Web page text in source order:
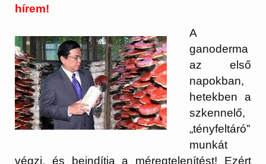
hírem!
A
ganoderma
az első
napokban,
hetekben a
szkennelő,
„tényfeltáró”
munkát
végzi, és beindítja a méregtelenítést! Ezért